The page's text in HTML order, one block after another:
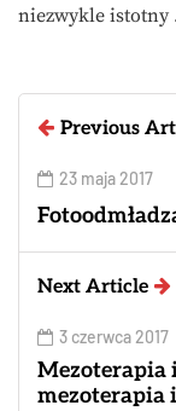
niezwykle
Previous
23 maja 2017
Next Article
3 czerwca 2017
Mezoterapia
mezoterapia